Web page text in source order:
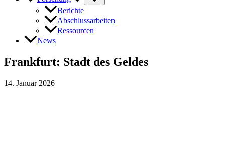
Berichte
Abschlussarbeiten
Ressourcen
News
Frankfurt: Stadt des Geldes
14. Januar 2026